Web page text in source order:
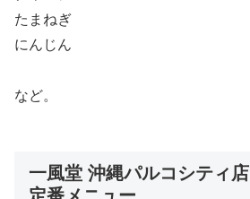
たまねぎ
にんじん
など。
一風堂 沖縄パルコシティ店
定番メニュー